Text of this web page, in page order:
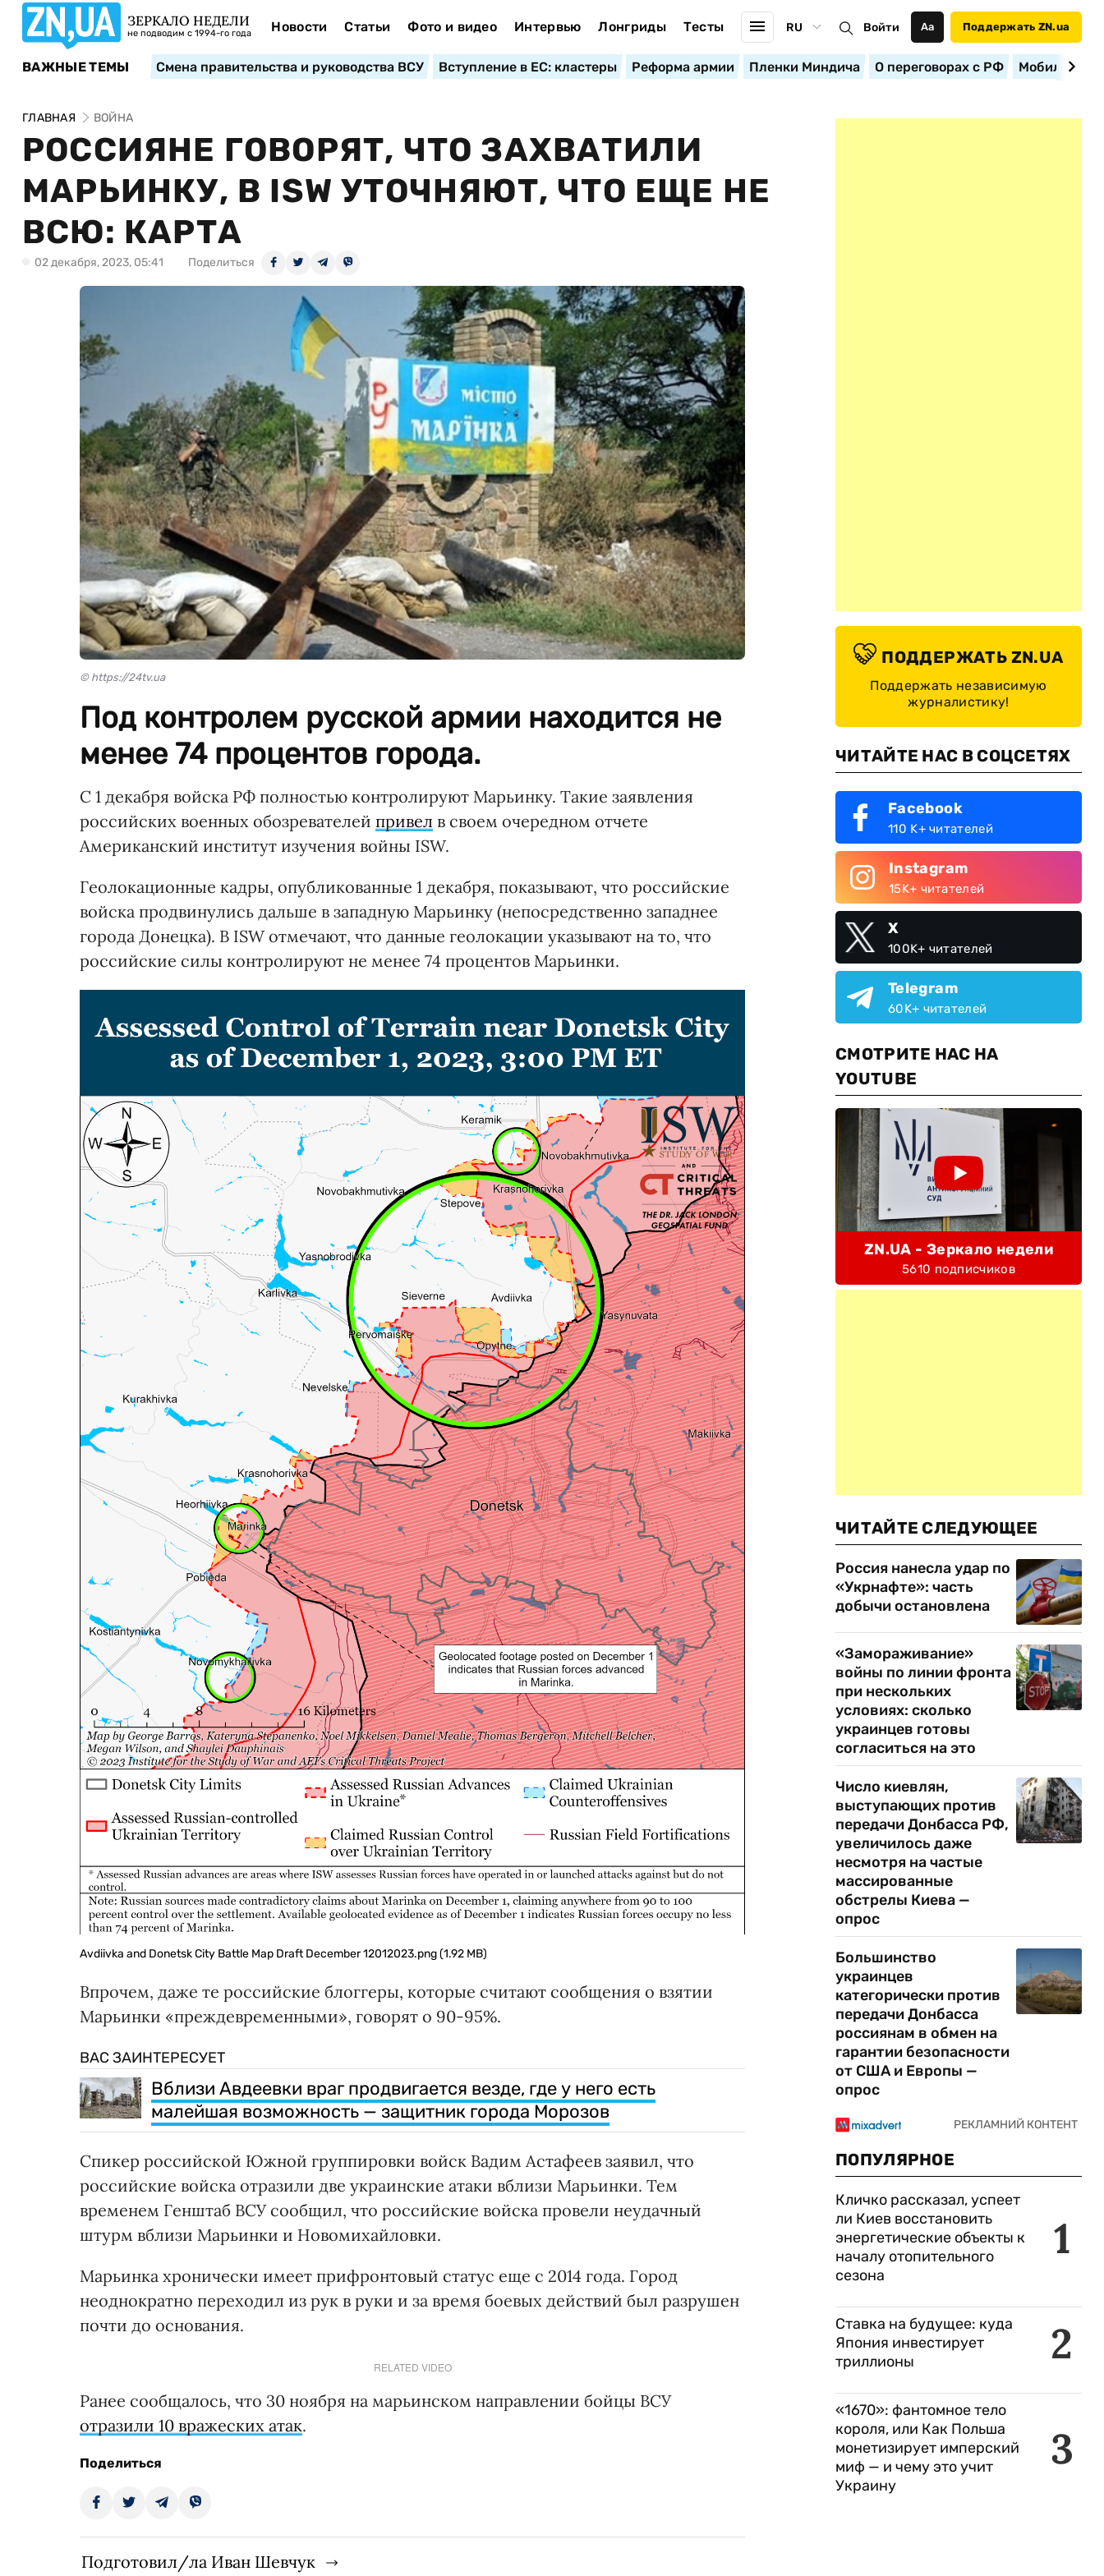
ЗЕРКАЛО НЕДЕЛИ
не подводим с 1994-го года Новости Статьи Фото и видео Интервью Лонгриды Тесты RU Войти Аа Поддержать ZN.ua
ВАЖНЫЕ ТЕМЫ Смена правительства и руководства ВСУ Вступление в ЕС: кластеры Реформа армии Пленки Миндича О переговорах с РФ
ГЛАВНАЯ ВОЙНА
РОССИЯНЕ ГОВОРЯТ, ЧТО ЗАХВАТИЛИ
МАРЬИНКУ, В ISW УТОЧНЯЮТ, ЧТО ЕЩЕ НЕ
ВСЮ: КАРТА
02 декабря, 2023, 05:41 Поделиться
© https://24tv.ua
Под контролем русской армии находится не
менее 74 процентов города.
С 1 декабря войска РФ полностью контролируют Марьинку. Такие заявления
российских военных обозревателей привел в своем очередном отчете
Американский институт изучения войны ISW.
Геолокационные кадры, опубликованные 1 декабря, показывают, что российские
войска продвинулись дальше в западную Марьинку (непосредственно западнее
города Донецка). В ISW отмечают, что данные геолокации указывают на то, что
российские силы контролируют не менее 74 процентов Марьинки.
Avdiivka and Donetsk City Battle Map Draft December 12012023.png (1.92 MB)
Впрочем, даже те российские блоггеры, которые считают сообщения о взятии
Марьинки «преждевременными», говорят о 90-95%.
ВАС ЗАИНТЕРЕСУЕТ
Вблизи Авдеевки враг продвигается везде, где у него есть
малейшая возможность — защитник города Морозов
Спикер российской Южной группировки войск Вадим Астафеев заявил, что
российские войска отразили две украинские атаки вблизи Марьинки. Тем
временем Генштаб ВСУ сообщил, что российские войска провели неудачный
штурм вблизи Марьинки и Новомихайловки.
Марьинка хронически имеет прифронтовый статус еще с 2014 года. Город
неоднократно переходил из рук в руки и за время боевых действий был разрушен
почти до основания.
RELATED VIDEO
Ранее сообщалось, что 30 ноября на марьинском направлении бойцы ВСУ
отразили 10 вражеских атак.
Поделиться
Подготовил/ла Иван Шевчук
ПОДДЕРЖАТЬ ZN.UA
Поддержать независимую
журналистику!
ЧИТАЙТЕ НАС В СОЦСЕТЯХ
Facebook
110 K+ читателей
Instagram
15K+ читателей
X
100K+ читателей
Telegram
60K+ читателей
СМОТРИТЕ НАС НА
YOUTUBE
ZN.UA - Зеркало недели
5610 подписчиков
ЧИТАЙТЕ СЛЕДУЮЩЕЕ
Россия нанесла удар по
«Укрнафте»: часть
добычи остановлена
«Замораживание»
войны по линии фронта
при нескольких
условиях: сколько
украинцев готовы
согласиться на это
Число киевлян,
выступающих против
передачи Донбасса РФ,
увеличилось даже
несмотря на частые
массированные
обстрелы Киева —
опрос
Большинство
украинцев
категорически против
передачи Донбасса
россиянам в обмен на
гарантии безопасности
от США и Европы —
опрос
ПОПУЛЯРНОЕ
1
Кличко рассказал, успеет
ли Киев восстановить
энергетические объекты к
началу отопительного
сезона
2
Ставка на будущее: куда
Япония инвестирует
триллионы
3
«1670»: фантомное тело
короля, или Как Польша
монетизирует имперский
миф — и чему это учит
Украину